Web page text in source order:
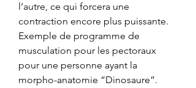
l’autre, ce qui forcera une
contraction encore plus puissante.
Exemple de programme de
musculation pour les pectoraux
pour une personne ayant la
morpho-anatomie “Dinosaure”.